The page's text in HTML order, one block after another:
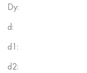
Dy:
d:
d1:
d2: